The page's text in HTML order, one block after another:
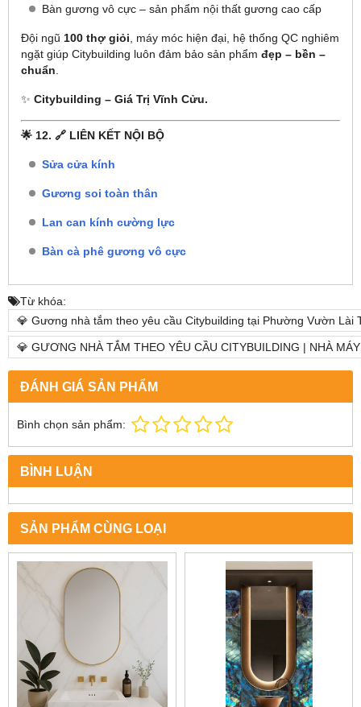
Bàn gương vô cực – sản phẩm nội thất gương cao cấp
Đội ngũ 100 thợ giỏi , máy móc hiện đại, hệ thống QC nghiêm
ngặt giúp Citybuilding luôn đảm bảo sản phẩm đẹp – bền –
chuẩn
✨ Citybuilding – Giá Trị Vĩnh Cửu.
🌟 12. 🔗 LIÊN KẾT NỘI BỘ
Sửa cửa kính
Gương soi toàn thân
Lan can kính cường lực
Bàn cà phê gương vô cực
Từ khóa:
💎 Gương nhà tắm theo yêu cầu Citybuilding tại Phường Vườn
💎 GƯƠNG NHÀ TẮM THEO YÊU CẦU CITYBUILDING | NHÀ
ĐÁNH GIÁ SẢN PHẨM
Bình chọn sản phẩm:
BÌNH LUẬN
SẢN PHẨM CÙNG LOẠI